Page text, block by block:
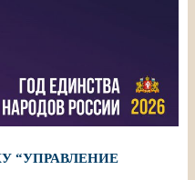
“УПРАВЛЕНИЕ